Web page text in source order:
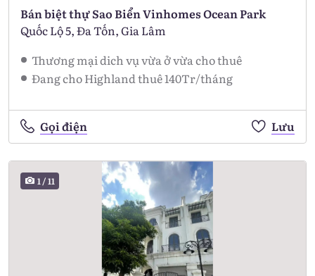
Bán biệt thự Sao Biển Vinhomes Ocean Park
Quốc Lộ 5, Đa Tốn, Gia Lâm
Thương mại dich vụ vừa ở vừa cho thuê
Đang cho Highland thuê 140Tr/tháng
Gọi điện Lưu
1/11